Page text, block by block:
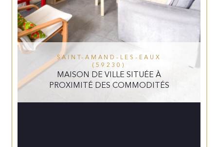
SAINT-AMAND-LES-EAUX
(59230)
MAISON DE VILLE SITUÉE À
PROXIMITÉ DES COMMODITÉS